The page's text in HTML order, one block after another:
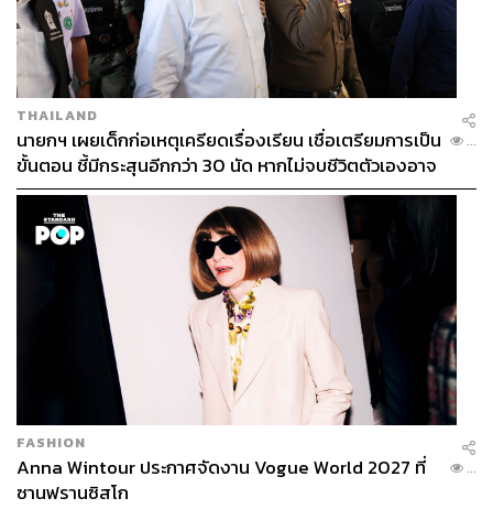
THAILAND
นายกฯ เผยเด็กก่อเหตุเครียดเรื่องเรียน เชื่อเตรียมการเป็น
ขั้นตอน ชี้มีกระสุนอีกกว่า 30 นัด หากไม่จบชีวิตตัวเองอาจ
สูญเสียเพิ่ม
...
FASHION
Anna Wintour ประกาศจัดงาน Vogue World 2027 ที่
ซานฟรานซิสโก
...